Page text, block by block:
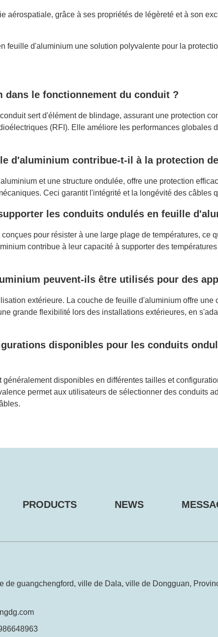
aérospatiale, grâce à ses propriétés de légèreté et à son
feuille d'aluminium une solution polyvalente pour la
le fonctionnement du conduit ?
sert d'élément de blindage, assurant une protection
(RFI). Elle améliore les performances globales
d'aluminium contribue-t-il à la protection
et une structure ondulée, offre une protection
Ceci garantit l'intégrité et la longévité des câbles
les conduits ondulés en feuille
pour résister à une large plage de températures, ce
contribue à leur capacité à supporter des
peuvent-ils être utilisés pour des
extérieure. La couche de feuille d'aluminium offre une
grande flexibilité lors des installations extérieures, en
disponibles pour les conduits
disponibles en différentes tailles et
permet aux utilisateurs de sélectionner des conduits
PRODUCTS NEWS
de guangchengford, ville de Dala, ville de Dongguan,